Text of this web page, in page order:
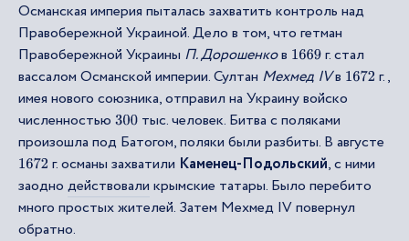
Османская империя пыталась захватить контроль над
Правобережной Украиной. Дело в том, что гетман
Правобережной Украины П. Дорошенков 1669г. стал
вассалом Османской империи. Султан Мехмед IVв 1672 г.,
имея нового союзника, отправил на Украину войско
численностью 300 тыс. человек. Битва с поляками
произошла под Батогом, поляки были разбиты. В августе
1672 г. османы захватили Каменец-Подольский, с ними
заодно действовали крымские татары. Было перебито
много простых жителей. Затем Мехмед IV повернул
обратно.